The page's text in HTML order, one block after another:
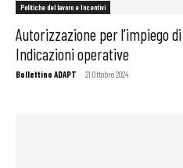
Politiche del lavoro e Incentivi
Autorizzazione per l’impiego
Indicazioni operative
Bollettino ADAPT - 21 Ottobre 2024